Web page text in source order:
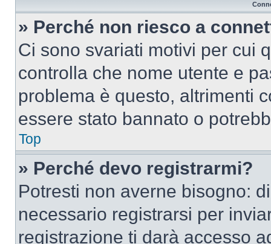
» Perché non riesco a
Ci sono svariati motivi per cui
controlla che nome utente e
problema è questo, altrimenti
essere stato bannato o
Top
» Perché devo registrarmi?
Potresti non averne bisogno:
necessario registrarsi per
registrazione ti darà accesso